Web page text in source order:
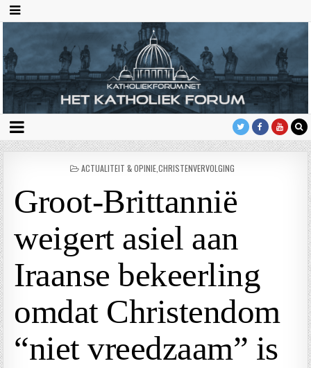
GEPLAATST
ACTUALITEIT & OPINIE,CHRISTENVERVOLGING
Groot-Brittannië
weigert asiel aan
Iraanse bekeerling
omdat Christendom
“niet vreedzaam” is